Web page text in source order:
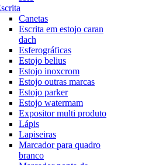
Canetas
Escrita em estojo caran
dach
Esferográficas
Estojo belius
Estojo inoxcrom
Estojo outras marcas
Estojo parker
Estojo watermam
Expositor multi produto
Lápis
Lapiseiras
Marcador para quadro
branco